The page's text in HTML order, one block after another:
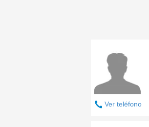
Ver teléfono